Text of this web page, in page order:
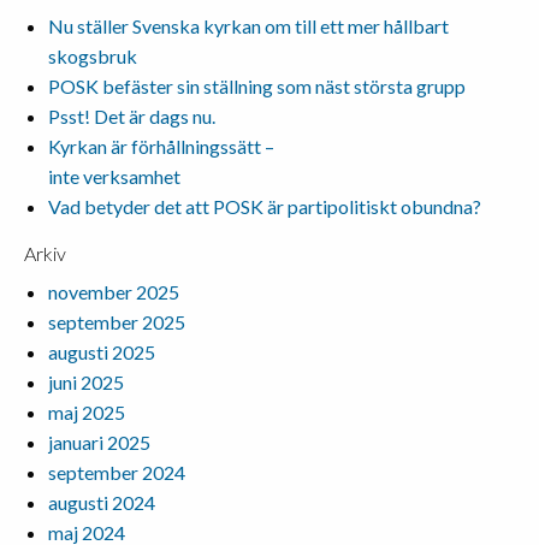
Nu ställer Svenska kyrkan om till ett mer hållbart
skogsbruk
POSK befäster sin ställning som näst största grupp
Psst! Det är dags nu.
Kyrkan är förhållningssätt –
inte verksamhet
Vad betyder det att POSK är partipolitiskt obundna?
Arkiv
november 2025
september 2025
augusti 2025
juni 2025
maj 2025
januari 2025
september 2024
augusti 2024
maj 2024